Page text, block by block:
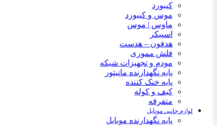
کیبورد
موس و کیبورد
ماوس | موس
اسپیکر
هدفون – هدست
فلش مموری
مودم و تجهیزات شبکه
پایه نگهدارنده مانیتور
پایه خنک کننده
کیف و کوله
متفرقه
لوازم جانبی موبایل
پایه نگهدارنده موبایل